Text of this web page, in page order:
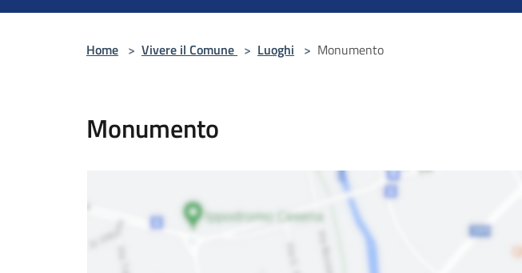
Home > Vivere il Comune > Luoghi > Monumento
Monumento